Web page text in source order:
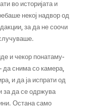
во историјата и
некој надвор од
за да не соочи
и чекор понатаму-
да снима со камера,
и да ја испрати од
за да се одржува
Остана само